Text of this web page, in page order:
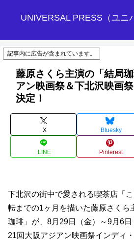
UNIVERSAL PRESS（ユニ
記事内に広告が含まれています。
藤原さくら主演の「結局
アン映画祭＆下北沢映画
決定！
X Bluesky
LINE Pinterest
下北沢の街中で愛される喫茶店「
転までの1ヶ月を描いた藤原さくら
珈琲」が、8月29日（金）～9月6
21回大阪アジアン映画祭インディ